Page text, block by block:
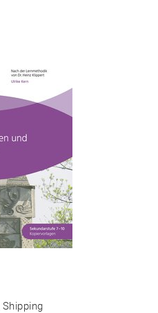
Shipping